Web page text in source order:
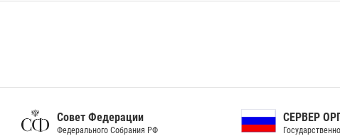
Совет Федерации
Федерального Собрания РФ
СЕРВЕР ОРГАНОВ
Государственной власти РФ